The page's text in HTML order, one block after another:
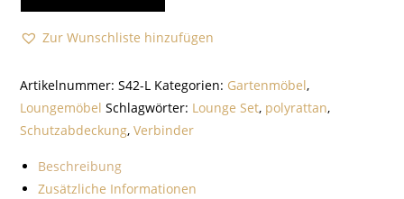
Zur Wunschliste hinzufügen
Artikelnummer:S42-L Kategorien: Gartenmöbel,
Loungemöbel Schlagwörter: Lounge Set, polyrattan,
Schutzabdeckung,Verbinder
Beschreibung
Zusätzliche Informationen